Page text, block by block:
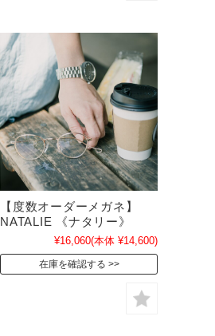
【度数オーダーメガネ】
NATALIE 《ナタリー》
¥16,060(本体 ¥14,600)
在庫を確認する